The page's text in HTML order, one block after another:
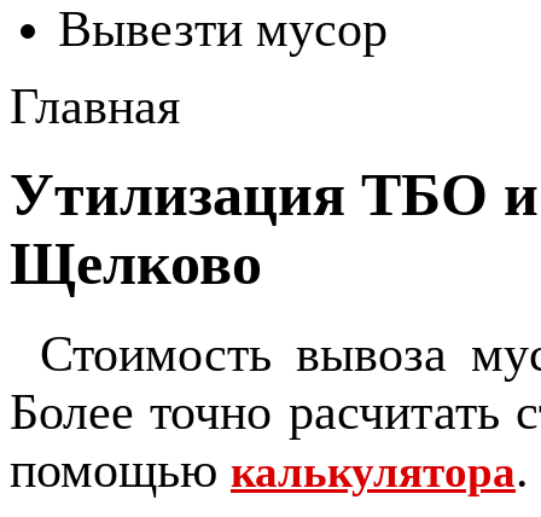
Вывезти мусор
Главная
Утилизация ТБО и
Щелково
Стоимость вывоза
Более точно
помощью калькулятора.